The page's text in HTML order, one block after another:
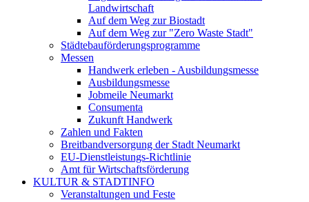
Landwirtschaft
Auf dem Weg zur Biostadt
Auf dem Weg zur "Zero Waste Stadt"
Städtebauförderungsprogramme
Messen
Handwerk erleben - Ausbildungsmesse
Ausbildungsmesse
Jobmeile Neumarkt
Consumenta
Zukunft Handwerk
Zahlen und Fakten
Breitbandversorgung der Stadt Neumarkt
EU-Dienstleistungs-Richtlinie
Amt für Wirtschaftsförderung
KULTUR & STADTINFO
Veranstaltungen und Feste